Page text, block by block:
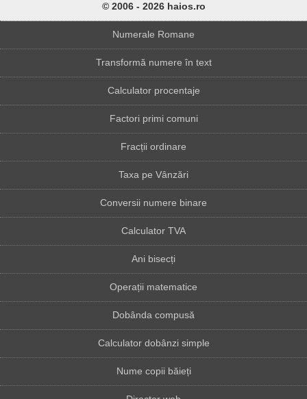
© 2006 - 2026 haios.ro
Numerale Romane
Transformă numere în text
Calculator procentaje
Factori primi comuni
Fracții ordinare
Taxa pe Vânzări
Conversii numere binare
Calculator TVA
Ani bisecți
Operații matematice
Dobânda compusă
Calculator dobânzi simple
Nume copii băieți